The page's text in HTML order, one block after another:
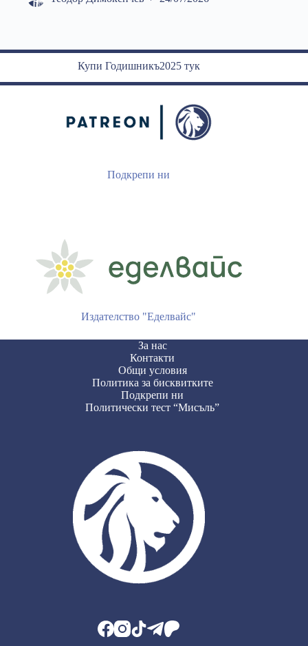
Купи Годишникъ2025 тук
Подкрепи ни
Издателство "Еделвайс"
За нас
Контакти
Общи условия
Политика за бисквитките
Подкрепи ни
Политически тест “Мисъль”